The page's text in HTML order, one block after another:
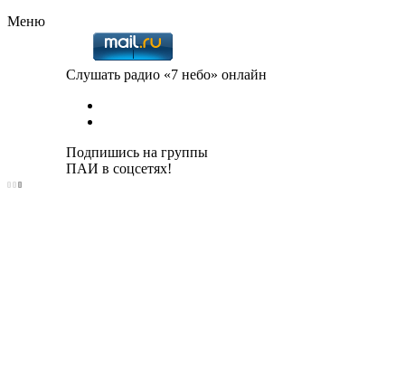
Меню
Слушать радио «7 небо» онлайн
Подпишись на группы
ПАИ в соцсетях!